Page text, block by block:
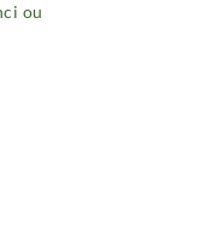
ou